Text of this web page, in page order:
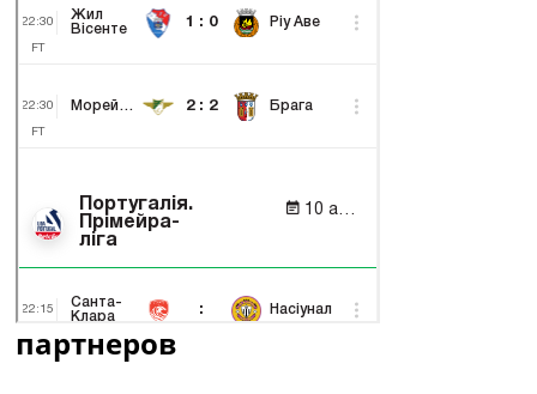
партнеров